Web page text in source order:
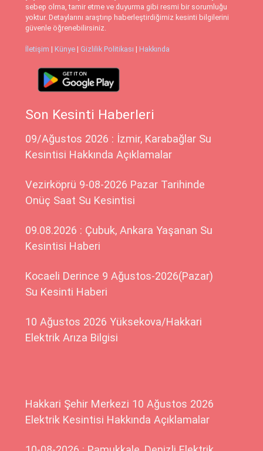
sebep olma, tamir etme ve duyurma gibi resmi bir sorumluğu
yoktur. Detaylarını araştırıp haberleştirdiğimiz kesinti bilgilerini
güvenle öğrenebilirsiniz.
İletişim | Künye | Gizlilik Politikası | Hakkında
Son Kesinti Haberleri
09/Ağustos 2026 : İzmir, Karabağlar Su
Kesintisi Hakkında Açıklamalar
Vezirköprü 9-08-2026 Pazar Tarihinde
Onüç Saat Su Kesintisi
09.08.2026 : Çubuk, Ankara Yaşanan Su
Kesintisi Haberi
Kocaeli Derince 9 Ağustos-2026(Pazar)
Su Kesinti Haberi
10 Ağustos 2026 Yüksekova/Hakkari
Elektrik Arıza Bilgisi
Hakkari Şehir Merkezi 10 Ağustos 2026
Elektrik Kesintisi Hakkında Açıklamalar